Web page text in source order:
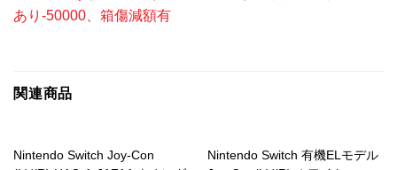
あり-50000、箱傷減額有
関連商品
Nintendo Switch Joy-Con
Nintendo Switch 有機ELモデル